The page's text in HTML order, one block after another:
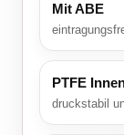
Mit ABE
PTFE
druckstabil